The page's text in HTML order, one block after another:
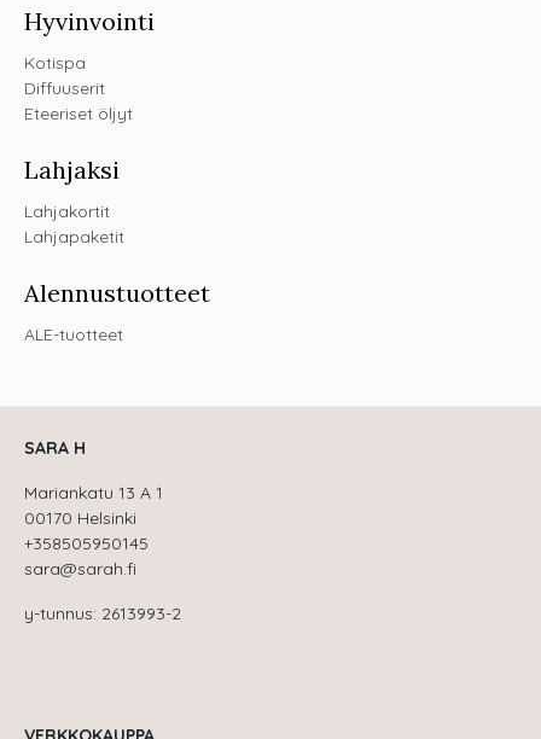
Hyvinvointi
Kotispa
Diffuuserit
Eteeriset öljyt
Lahjaksi
Lahjakortit
Lahjapaketit
Alennustuotteet
ALE-tuotteet
SARA H
Mariankatu 13 A 1
00170 Helsinki
+358505950145
sara@sarah.fi
y-tunnus: 2613993-2